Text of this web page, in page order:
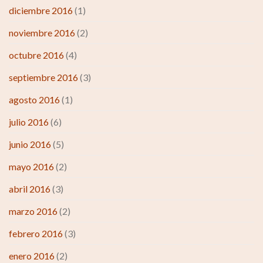
diciembre 2016(1)
noviembre 2016(2)
octubre 2016(4)
septiembre 2016(3)
agosto 2016(1)
julio 2016(6)
junio 2016(5)
mayo 2016(2)
abril 2016(3)
marzo 2016(2)
febrero 2016(3)
enero 2016(2)